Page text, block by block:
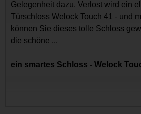
Gelegenheit dazu. Verlost wird ein
Türschloss Welock Touch 41 - und
können Sie dieses tolle Schloss
die schöne ...
ein smartes Schloss - Welock